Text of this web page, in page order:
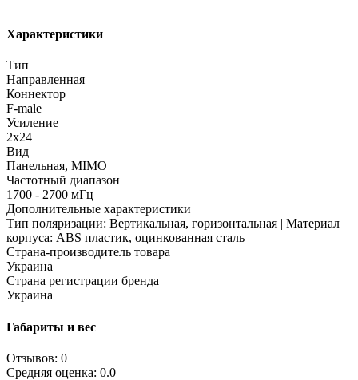
Характеристики
Тип
Направленная
Коннектор
F-male
Усиление
2x24
Вид
Панельная, MIMO
Частотный диапазон
1700 - 2700 мГц
Дополнительные характеристики
Тип поляризации: Вертикальная, горизонтальная | Материал
корпуса: ABS пластик, оцинкованная сталь
Страна-производитель товара
Украина
Страна регистрации бренда
Украина
Габариты и вес
Отзывов: 0
Средняя оценка: 0.0